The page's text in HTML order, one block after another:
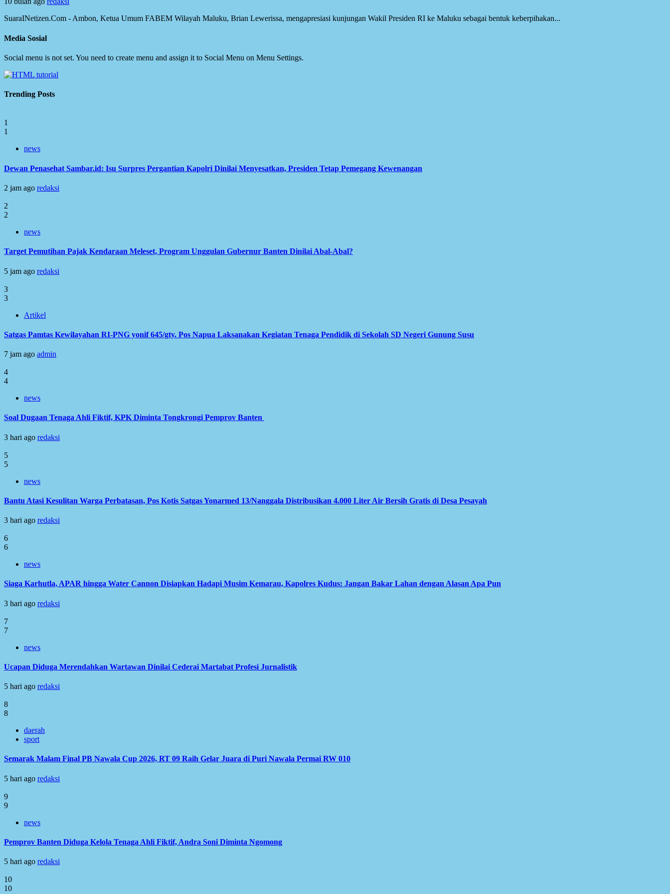
SuaraINetizen.Com - Ambon, Ketua Umum FABEM Wilayah Maluku, Brian Lewerissa, mengapresiasi kunjungan Wakil Presiden RI ke Maluku sebagai bentuk keberpihakan...
Media Sosial
Social menu is not set. You need to create menu and assign it to Social Menu on Menu Settings.
Trending Posts
1
1
news
Dewan Penasehat Sambar.id: Isu Surpres Pergantian Kapolri Dinilai Menyesatkan, Presiden Tetap Pemegang Kewenangan
2 jam ago redaksi
2
2
news
Target Pemutihan Pajak Kendaraan Meleset, Program Unggulan Gubernur Banten Dinilai Abal-Abal?
5 jam ago redaksi
3
3
Artikel
Satgas Pamtas Kewilayahan RI-PNG yonif 645/gty. Pos Napua Laksanakan Kegiatan Tenaga Pendidik di Sekolah SD Negeri Gunung Susu
7 jam ago admin
4
4
news
Soal Dugaan Tenaga Ahli Fiktif, KPK Diminta Tongkrongi Pemprov Banten
3 hari ago redaksi
5
5
news
Bantu Atasi Kesulitan Warga Perbatasan, Pos Kotis Satgas Yonarmed 13/Nanggala Distribusikan 4.000 Liter Air Bersih Gratis di Desa Pesayah
3 hari ago redaksi
6
6
news
Siaga Karhutla, APAR hingga Water Cannon Disiapkan Hadapi Musim Kemarau, Kapolres Kudus: Jangan Bakar Lahan dengan Alasan Apa Pun
3 hari ago redaksi
7
7
news
Ucapan Diduga Merendahkan Wartawan Dinilai Cederai Martabat Profesi Jurnalistik
5 hari ago redaksi
8
8
daerah
sport
Semarak Malam Final PB Nawala Cup 2026, RT 09 Raih Gelar Juara di Puri Nawala Permai RW 010
5 hari ago redaksi
9
9
news
Pemprov Banten Diduga Kelola Tenaga Ahli Fiktif, Andra Soni Diminta Ngomong
5 hari ago redaksi
10
10